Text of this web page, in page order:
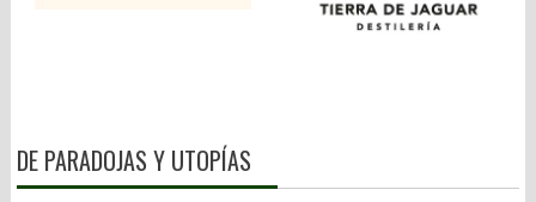
DE PARADOJAS Y UTOPÍAS